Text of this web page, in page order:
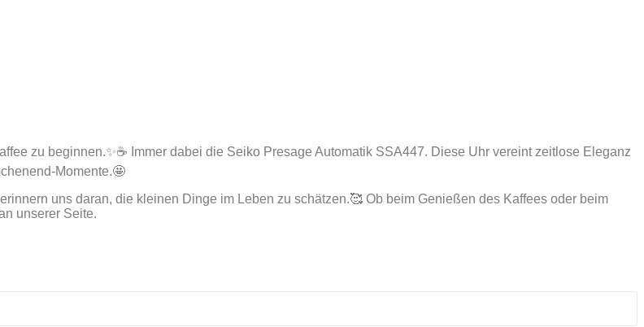
zu beginnen.✨☕ Immer dabei die Seiko Presage Automatik SSA447. Diese Uhr vereint zeitlose Eleganz
Momente.🤩
uns daran, die kleinen Dinge im Leben zu schätzen.🥰 Ob beim Genießen des Kaffees oder beim
unserer Seite.